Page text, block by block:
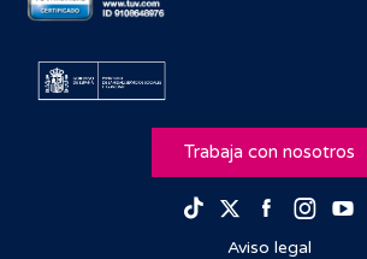
Trabaja con nosotros
TikTokTwitter
Aviso legal